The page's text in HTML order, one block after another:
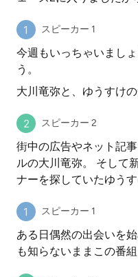
スピーカー 1
今週もいっちゃいまし
う。
大川竜弥と、ゆうすけの
スピーカー 2
街中の広告やネット記
ルの大川竜弥。 そして
ナーを探していたゆうす
スピーカー 1
ある日偶然の出会いを
も知らないままこの番